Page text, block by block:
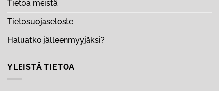
Tietoa meistä
Tietosuojaseloste
Haluatko jälleenmyyjäksi?
YLEISTÄ TIETOA